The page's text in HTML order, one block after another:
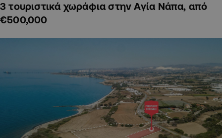
3 τουριστικά χωράφια στην Αγία Νάπα, από
€500,000